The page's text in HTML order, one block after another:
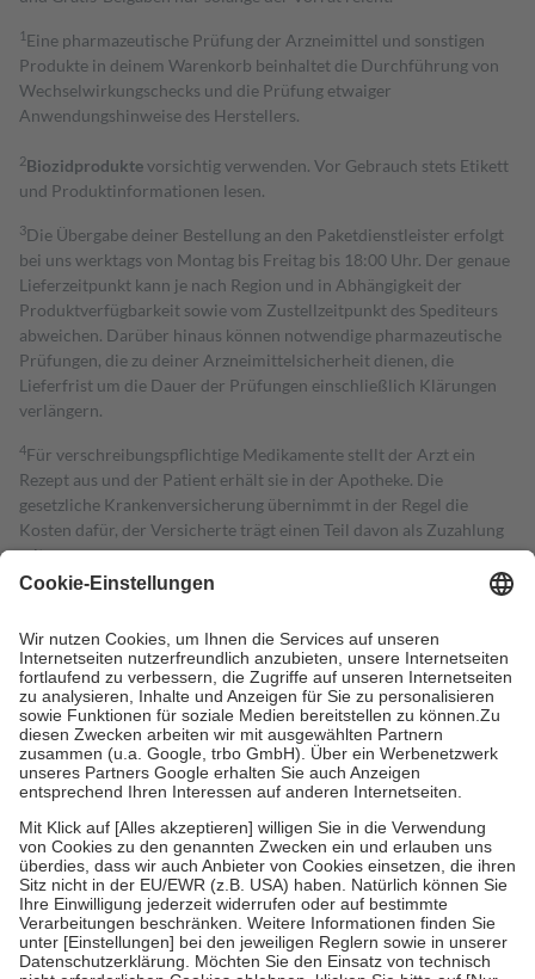
1 Eine pharmazeutische Prüfung der Arzneimittel und sonstigen
Produkte in deinem Warenkorb beinhaltet die Durchführung von
Wechselwirkungschecks und die Prüfung etwaiger
Anwendungshinweise des Herstellers.
2Biozidproduktevorsichtig verwenden. Vor Gebrauch stets Etikett
und Produktinformationen lesen.
3Die Übergabe deiner Bestellung an den Paketdienstleister erfolgt
bei uns werktags von Montag bis Freitag bis 18:00 Uhr. Der genaue
Lieferzeitpunkt kann je nach Region und in Abhängigkeit der
Produktverfügbarkeit sowie vom Zustellzeitpunkt des Spediteurs
abweichen. Darüber hinaus können notwendige pharmazeutische
Prüfungen, die zu deiner Arzneimittelsicherheit dienen, die
Lieferfrist um die Dauer der Prüfungen einschließlich Klärungen
verlängern.
4Für verschreibungspflichtige Medikamente stellt der Arzt ein
Rezept aus und der Patient erhält sie in der Apotheke. Die
gesetzliche Krankenversicherung übernimmt in der Regel die
Kosten dafür, der Versicherte trägt einen Teil davon als Zuzahlung
mit.
Grundsätzlich leisten Mitglieder Zuzahlungen in Höhe von zehn
höchstens zehn Euro.
Es sind jedoch nie mehr als die tatsächlichen
Kosten der Leistung zu entrichten.
Diese Regeln gelten grundsätzlich auch für Online-Apotheken.
Bei Heilmitteln und häuslicher Krankenpflege beträgt die
Zuzahlung zehn Prozent der Kosten sowie zehn Euro je
Verordnung.
Um das Engagement der Versicherten für ihre eigene Gesundheit zu
stärken und die besondere Stellung der Familie zu unterstützen,
fallenkeine Zuzahlungenan bei:
• Kindern und Jugendlichen bis zum vollendeten 18. Lebensjahr
mit Ausnahme der Fahrkosten
• Untersuchungen zur Vorsorge und Früherkennung, die von der
GKV getragen werden
• empfohlenen Schutzimpfungen